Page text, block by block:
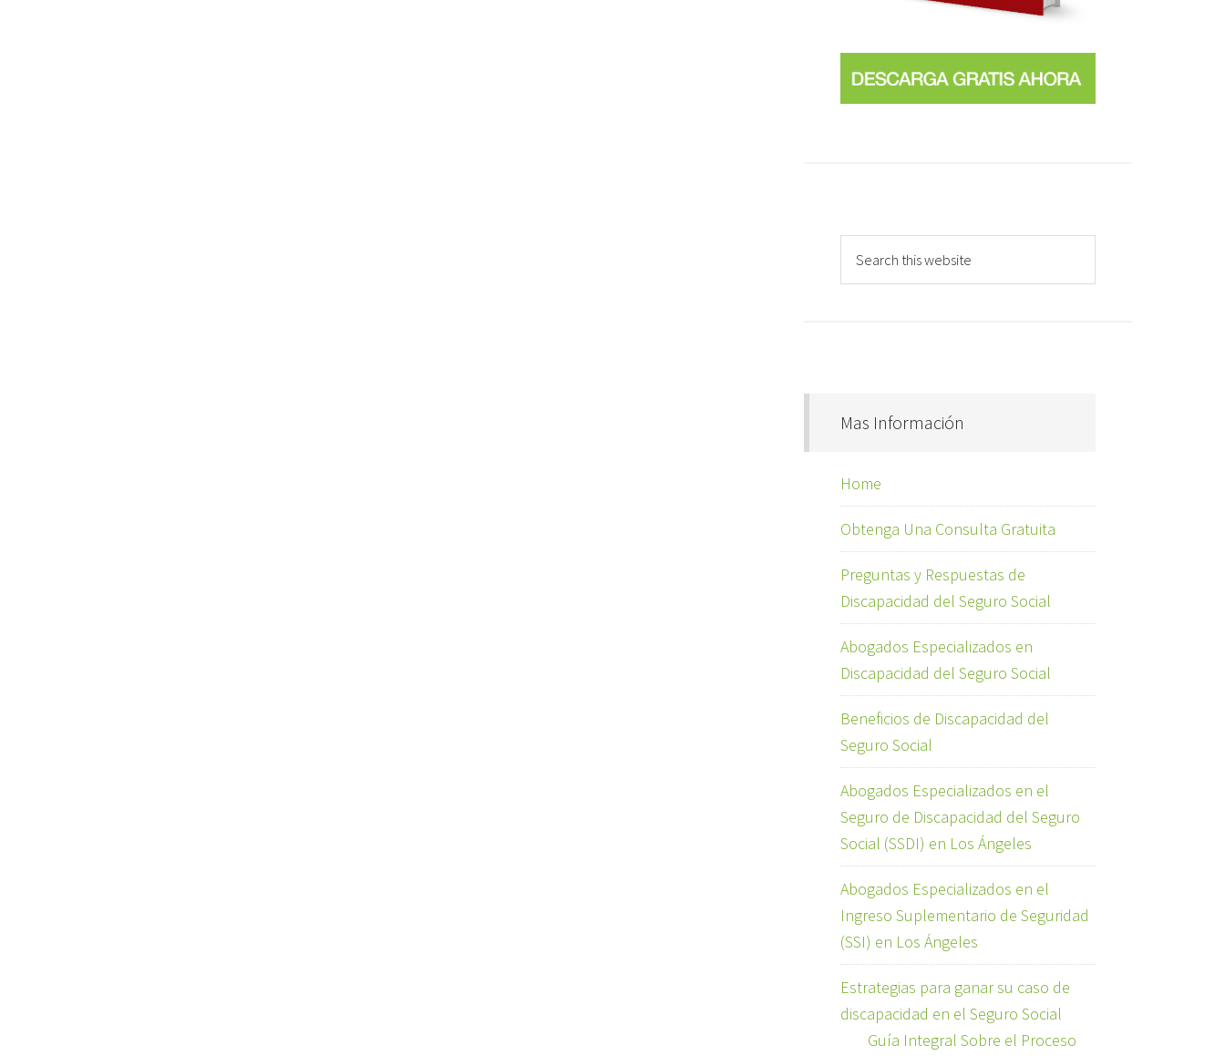
Mas Información
Home
Obtenga Una Consulta Gratuita
Preguntas y Respuestas de
Discapacidad del Seguro Social
Abogados Especializados en
Discapacidad del Seguro Social
Beneficios de Discapacidad del
Seguro Social
Abogados Especializados en el
Seguro de Discapacidad del Seguro
Social (SSDI) en Los Ángeles
Abogados Especializados en el
Ingreso Suplementario de Seguridad
(SSI) en Los Ángeles
Estrategias para ganar su caso de
discapacidad en el Seguro Social
Guía Integral Sobre el Proceso